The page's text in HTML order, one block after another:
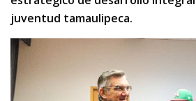
juventud tamaulipeca.